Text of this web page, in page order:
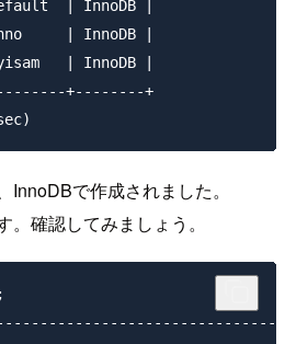
| InnoDB |
| InnoDB |
| InnoDB |
+--------+
で作成されました。
確認してみましょう。